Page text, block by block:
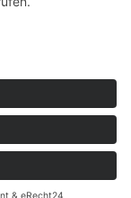
& Methoden